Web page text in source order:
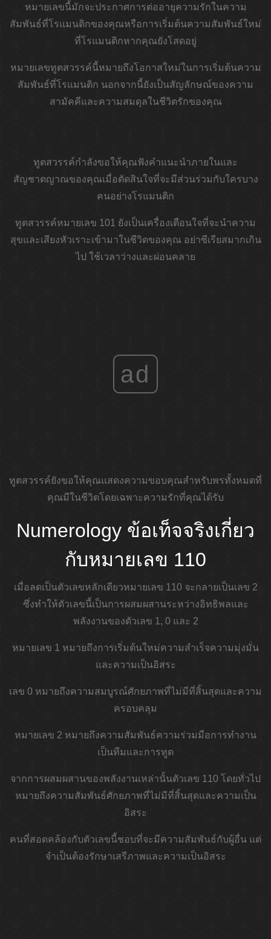
หมายเลขนี้มักจะประกาศการต่ออายุความรักในความ
สัมพันธ์ที่โรแมนติกของคุณหรือการเริ่มต้นความสัมพันธ์ใหม่
ที่โรแมนติกหากคุณยังโสดอยู่
หมายเลขทูตสวรรค์นี้หมายถึงโอกาสใหม่ในการเริ่มต้นความ
สัมพันธ์ที่โรแมนติก นอกจากนี้ยังเป็นสัญลักษณ์ของความ
สามัคคีและความสมดุลในชีวิตรักของคุณ
ทูตสวรรค์กำลังขอให้คุณฟังคำแนะนำภายในและ
สัญชาตญาณของคุณเมื่อตัดสินใจที่จะมีส่วนร่วมกับใครบาง
คนอย่างโรแมนติก
ทูตสวรรค์หมายเลข 101 ยังเป็นเครื่องเตือนใจที่จะนำความ
สุขและเสียงหัวเราะเข้ามาในชีวิตของคุณ อย่าซีเรียสมากเกิน
ไป ใช้เวลาว่างและผ่อนคลาย
ad
ทูตสวรรค์ยังขอให้คุณแสดงความขอบคุณสำหรับพรทั้งหมดที่
คุณมีในชีวิตโดยเฉพาะความรักที่คุณได้รับ
Numerology ข้อเท็จจริงเกี่ยว
กับหมายเลข 110
เมื่อลดเป็นตัวเลขหลักเดียวหมายเลข 110 จะกลายเป็นเลข 2
ซึ่งทำให้ตัวเลขนี้เป็นการผสมผสานระหว่างอิทธิพลและ
พลังงานของตัวเลข 1, 0 และ 2
หมายเลข 1 หมายถึงการเริ่มต้นใหม่ความสำเร็จความมุ่งมั่น
และความเป็นอิสระ
เลข 0 หมายถึงความสมบูรณ์ศักยภาพที่ไม่มีที่สิ้นสุดและความ
ครอบคลุม
หมายเลข 2 หมายถึงความสัมพันธ์ความร่วมมือการทำงาน
เป็นทีมและการทูต
จากการผสมผสานของพลังงานเหล่านั้นตัวเลข 110 โดยทั่วไป
หมายถึงความสัมพันธ์ศักยภาพที่ไม่มีที่สิ้นสุดและความเป็น
อิสระ
คนที่สอดคล้องกับตัวเลขนี้ชอบที่จะมีความสัมพันธ์กับผู้อื่น แต่
จำเป็นต้องรักษาเสรีภาพและความเป็นอิสระ